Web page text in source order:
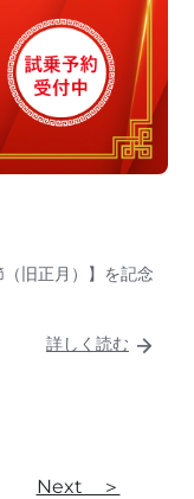
旧正月）】を記念
詳しく読む
Next ＞